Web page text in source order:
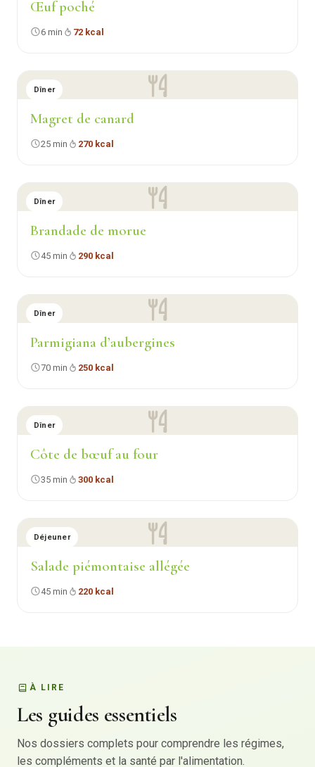
Œuf poché
6 min 72 kcal
Dîner
Magret de canard
25 min 270 kcal
Dîner
Brandade de morue
45 min 290 kcal
Dîner
Parmigiana d’aubergines
70 min 250 kcal
Dîner
Côte de bœuf au four
35 min 300 kcal
Déjeuner
Salade piémontaise allégée
45 min 220 kcal
À LIRE
Les guides essentiels
Nos dossiers complets pour comprendre les régimes,
les compléments et la santé par l'alimentation.